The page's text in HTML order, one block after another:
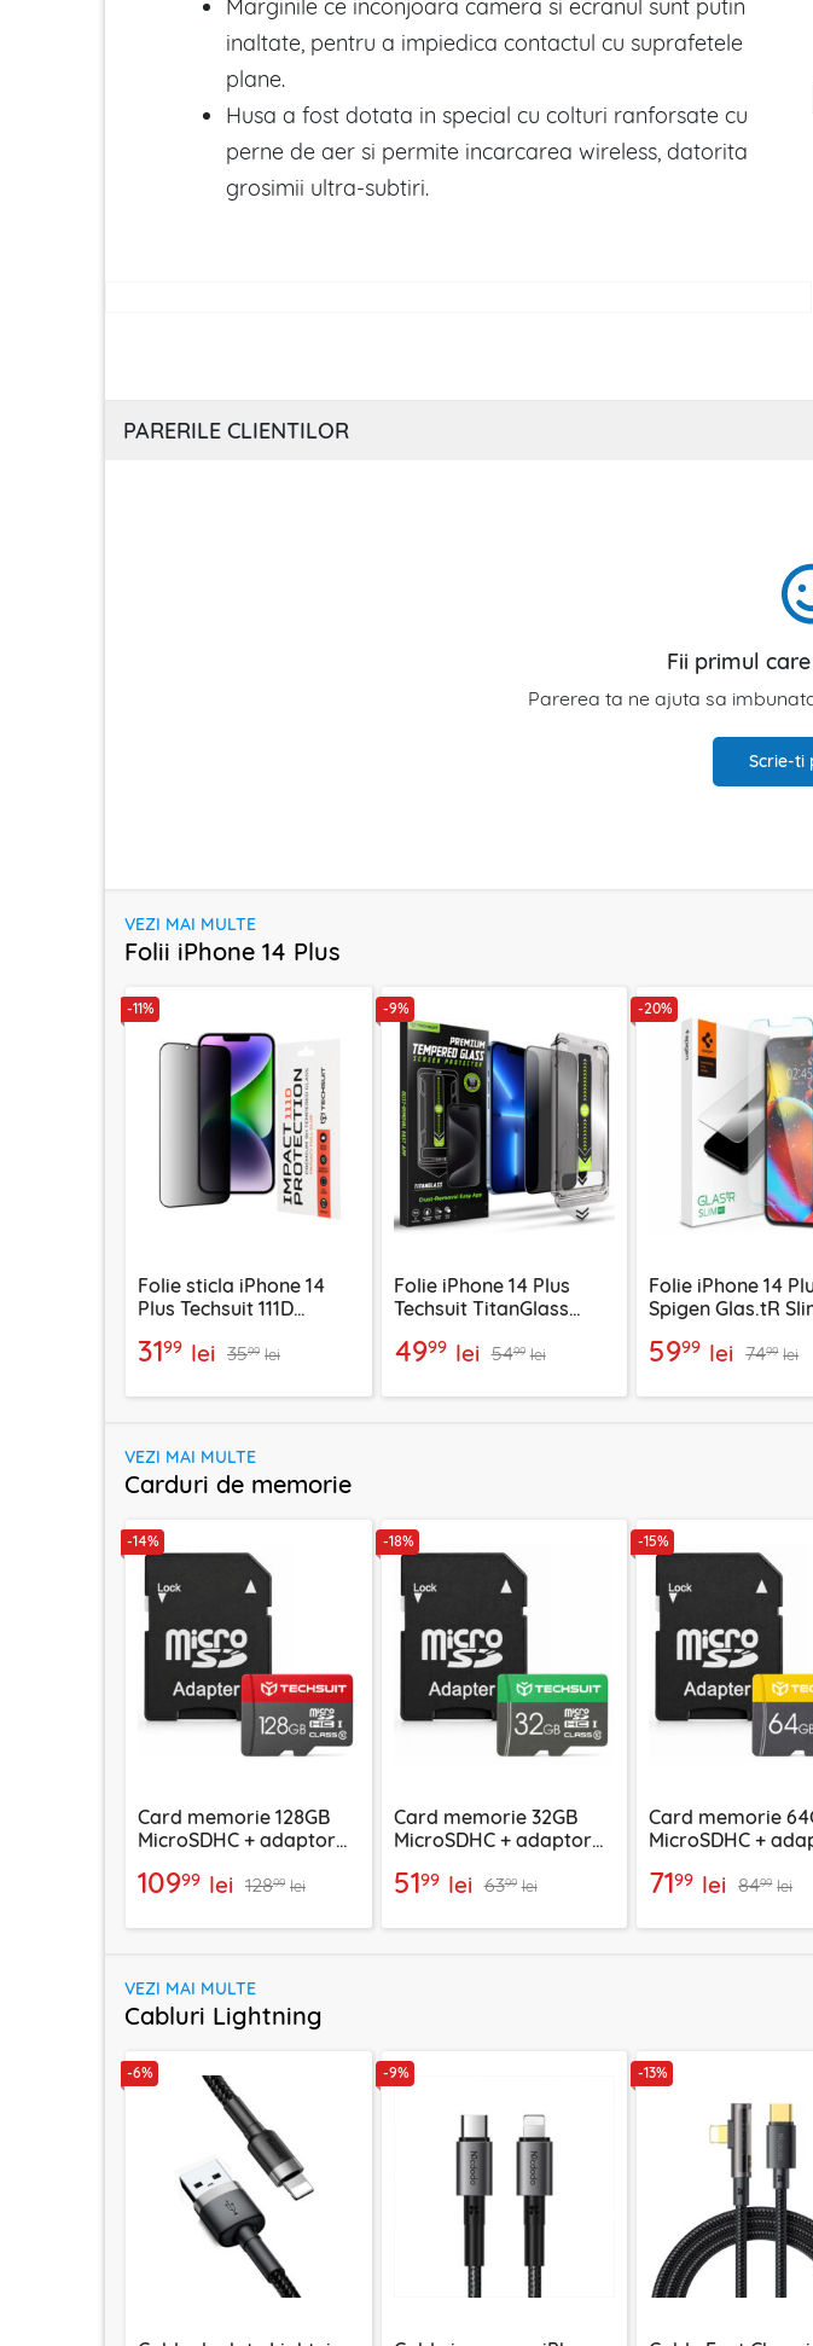
Marginile ce inconjoara camera si ecranul sunt putin
inaltate, pentru a impiedica contactul cu suprafetele
plane.
Husa a fost dotata in special cu colturi ranforsate cu
perne de aer si permite incarcarea wireless, datorita
grosimii ultra-subtiri.
PARERILE CLIENTILOR
Fii primul
Parerea ta ne ajuta sa
Scrie-ti
VEZI MAI MULTE
Folii iPhone 14 Plus
-11%
Folie sticla iPhone 14
Plus Techsuit 111D
3199 lei 3599 lei
-9%
Folie iPhone 14 Plus
Techsuit TitanGlass
4999 lei 5499 lei
-20%
Folie iPhone 14
Spigen Glas.tR
5999 lei 7499 lei
VEZI MAI MULTE
Carduri de memorie
-14%
Card memorie 128GB
MicroSDHC + adaptor
10999 lei 12899 lei
-18%
Card memorie 32GB
MicroSDHC + adaptor
5199 lei 6399 lei
-15%
Card memorie
MicroSDHC +
7199 lei 8499 lei
VEZI MAI MULTE
Cabluri Lightning
-6% -9% -13%